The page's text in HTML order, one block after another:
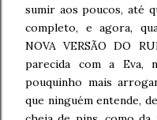
sumir aos poucos, até
completo, e agora,
NOVA VERSÃO DO
parecida com a Eva,
pouquinho mais
que ninguém entende,